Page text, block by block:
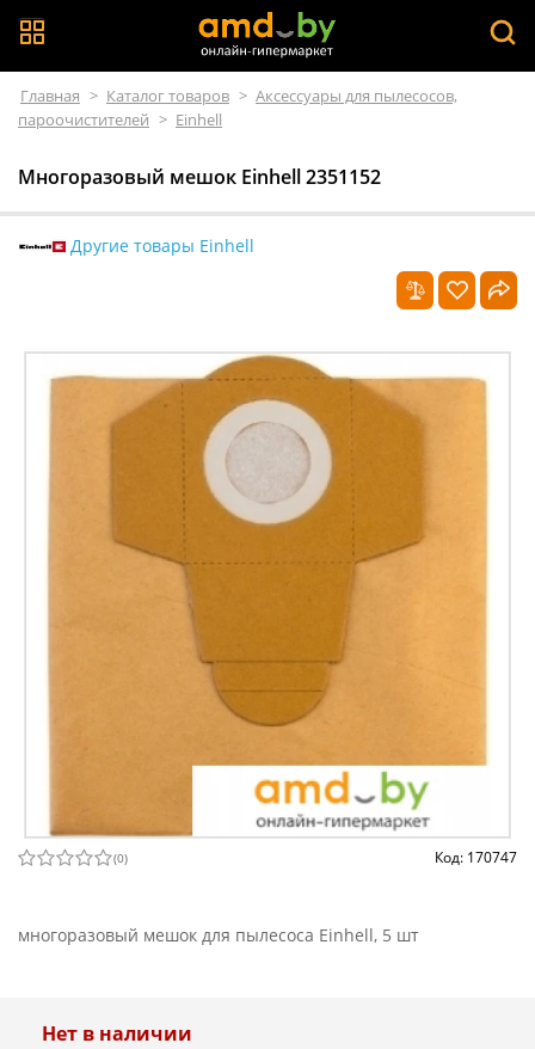
Главная > Каталог товаров > Аксессуары для пылесосов,
пароочистителей > Einhell
Многоразовый мешок Einhell 2351152
Другие товары Einhell
(0) Код: 170747
многоразовый мешок для пылесоса Einhell, 5 шт
Нет в наличии